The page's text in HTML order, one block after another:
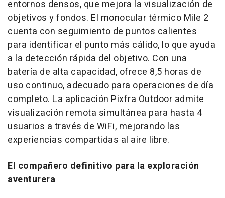
entornos densos, que mejora la visualización de
objetivos y fondos. El monocular térmico Mile 2
cuenta con seguimiento de puntos calientes
para identificar el punto más cálido, lo que ayuda
a la detección rápida del objetivo. Con una
batería de alta capacidad, ofrece 8,5 horas de
uso continuo, adecuado para operaciones de día
completo. La aplicación Pixfra Outdoor admite
visualización remota simultánea para hasta 4
usuarios a través de WiFi, mejorando las
experiencias compartidas al aire libre.
El compañero definitivo para la exploración
aventurera